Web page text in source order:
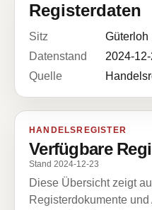
Registerdaten
Sitz
Güterloh
Datenstand
2024-
Quelle
HANDELSREGISTER
Verfügbare
Stand 2024-12-23
Diese Übersicht zeigt
Registerdokumente